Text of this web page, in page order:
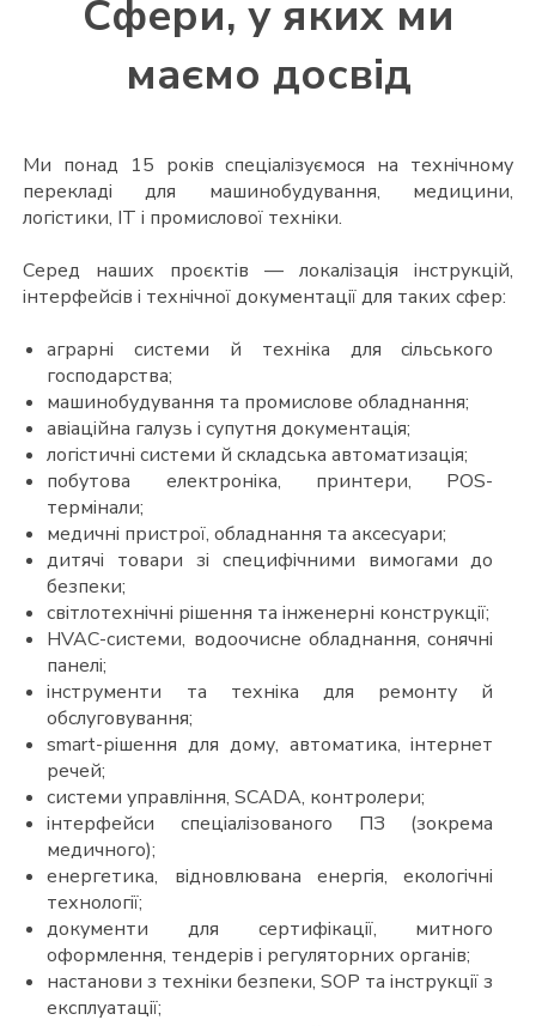
Сфери, у яких ми
маємо досвід
Ми понад 15 років спеціалізуємося на технічному
перекладі для машинобудування, медицини,
логістики, ІТ і промислової техніки.
Серед наших проєктів — локалізація інструкцій,
інтерфейсів і технічної документації для таких сфер:
аграрні системи й техніка для сільського
господарства;
машинобудування та промислове обладнання;
авіаційна галузь і супутня документація;
логістичні системи й складська автоматизація;
побутова електроніка, принтери, POS-
термінали;
медичні пристрої, обладнання та аксесуари;
дитячі товари зі специфічними вимогами до
безпеки;
світлотехнічні рішення та інженерні конструкції;
HVAC-системи, водоочисне обладнання, сонячні
панелі;
інструменти та техніка для ремонту й
обслуговування;
smart-рішення для дому, автоматика, інтернет
речей;
системи управління, SCADA, контролери;
інтерфейси спеціалізованого ПЗ (зокрема
медичного);
енергетика, відновлювана енергія, екологічні
технології;
документи для сертифікації, митного
оформлення, тендерів і регуляторних органів;
настанови з техніки безпеки, SOP та інструкції з
експлуатації;